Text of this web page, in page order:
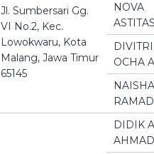
Jl. Sumbersari Gg.
VI No.2, Kec.
Lowokwaru, Kota
Malang, Jawa Timur
65145
NOVA
OCHA
NAISHA
DIDIK